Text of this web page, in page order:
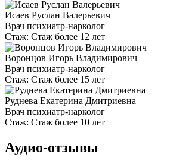
Исаев Руслан Валерьевич
Врач психиатр-нарколог
Стаж: Стаж более 12 лет
Воронцов Игорь Владимирович
Врач психиатр-нарколог
Стаж: Стаж более 15 лет
Руднева Екатерина Дмитриевна
Врач психиатр-нарколог
Стаж: Стаж более 10 лет
Аудио-отзывы